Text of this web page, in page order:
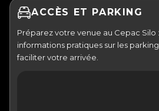
ACCÈS ET PARKING
Préparez votre venue au Cepac Silo
informations pratiques sur les
faciliter votre arrivée.